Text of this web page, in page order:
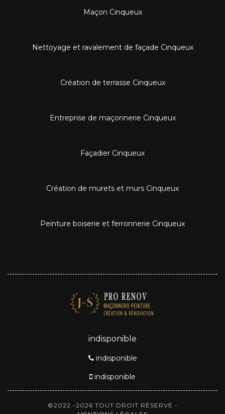
Maçon Cinqueux
Nettoyage et ravalement de façade Cinqueux
Création de terrasse Cinqueux
Entreprise de maçonnerie Cinqueux
Façadier Cinqueux
Création de murets et murs Cinqueux
Peinture boiserie et ferronnerie Cinqueux
indisponible
indisponible
indisponible
©2022 -2026 TOUT DROIT RÉSERVÉ -